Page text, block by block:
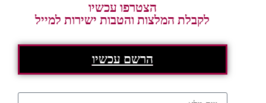
הצטרפו עכשיו
לקבלת המלצות והטבות ישירות למייל
הרשם עכשיו